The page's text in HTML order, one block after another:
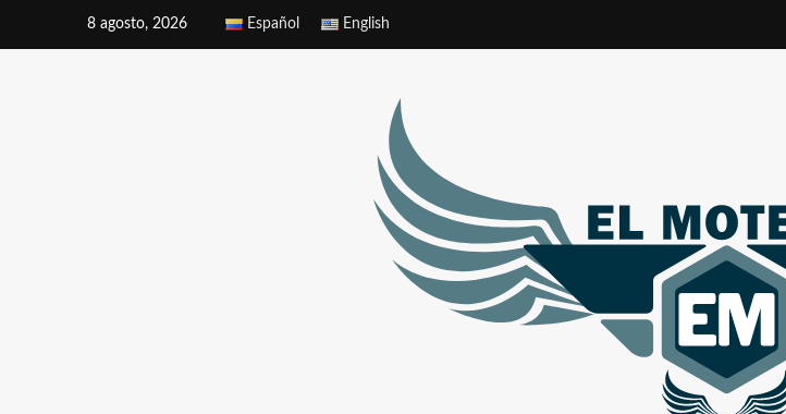
8 agosto, 2026 Español English